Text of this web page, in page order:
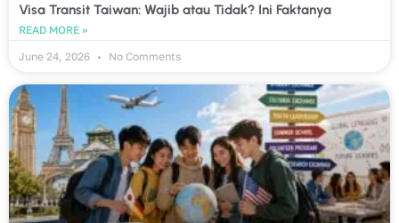
Visa Transit Taiwan: Wajib atau Tidak? Ini Faktanya
READ MORE »
June 24, 2026
No Comments